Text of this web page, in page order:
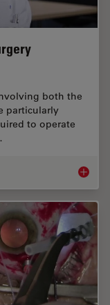
both the
particularly
to operate